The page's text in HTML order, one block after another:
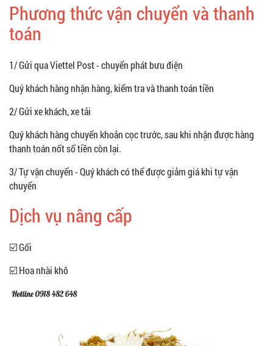
Phương thức vận chuyển và thanh
toán
1/ Gửi qua Viettel Post - chuyển phát bưu điện
Quý khách hàng nhận hàng, kiểm tra và thanh toán tiền
2/ Gửi xe khách, xe tải
Quý khách hàng chuyển khoản cọc trước, sau khi nhận được hàng
thanh toán nốt số tiền còn lại.
3/ Tự vận chuyển - Quý khách có thể được giảm giá khi tự vận
chuyển
Dịch vụ nâng cấp
☑️ Gối
☑️ Hoa nhài khô